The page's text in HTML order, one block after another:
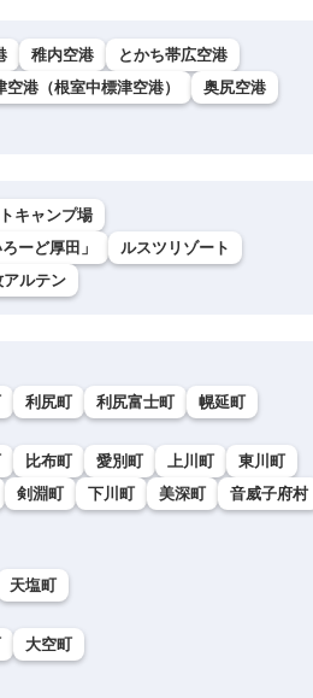
稚内空港
とかち帯広空港
空港（根室中標津空港）
奥尻空港
キャンプ場
ーど厚田」
ルスツリゾート
ルテン
利尻町 利尻富士町 幌延町
比布町 愛別町 上川町
東川町
剣淵町 下川町 美深町
音威子府村
天塩町
大空町